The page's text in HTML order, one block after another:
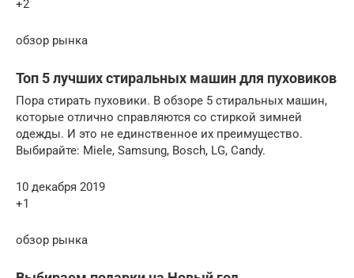
+2
обзор рынка
Топ 5 лучших стиральных машин для пуховиков
Пора стирать пуховики. В обзоре 5 стиральных машин,
которые отлично справляются со стиркой зимней
одежды. И это не единственное их преимущество.
Выбирайте: Miele, Samsung, Bosch, LG, Candy.
10 декабря 2019
+1
обзор рынка